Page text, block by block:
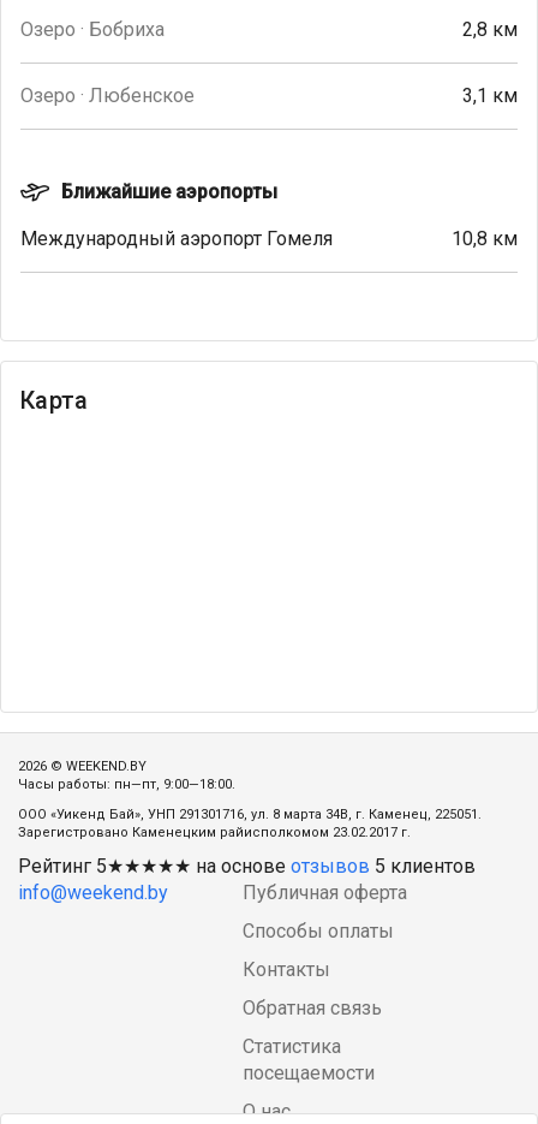
Озеро · Бобриха 2,8 км
Озеро · Любенское 3,1 км
Ближайшие аэропорты
Международный аэропорт Гомеля 10,8 км
Карта
2026 © WEEKEND.BY
Часы работы: пн—пт, 9:00—18:00.
ООО «Уикенд Бай», УНП 291301716, ул. 8 марта 34В, г. Каменец, 225051.
Зарегистровано Каменецким райисполкомом 23.02.2017 г.
Рейтинг 5★★★★★ на основе отзывов 5 клиентов
info@weekend.by
Публичная оферта
Способы оплаты
Контакты
Обратная связь
Статистика
посещаемости
О нас